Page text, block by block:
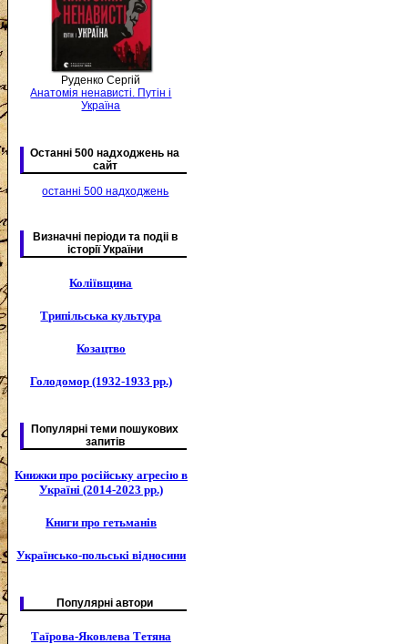
Руденко Сергій
Анатомія ненависті. Путін і
Україна
Останні 500 надходжень на
сайт
останні 500 надходжень
Визначні періоди та подіі в
історії України
Коліївщина
Трипільська культура
Козацтво
Голодомор (1932-1933 рр.)
Популярні теми пошукових
запитів
Книжки про російську агресію в
Україні (2014-2023 рр.)
Книги про гетьманів
Українсько-польські відносини
Популярні автори
Таїрова-Яковлева Тетяна